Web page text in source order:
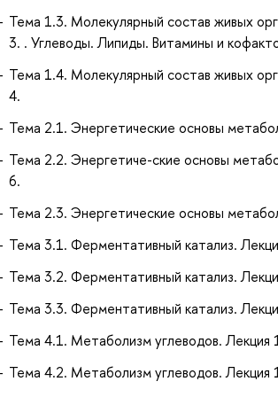
Тема 1.3. Молекулярный состав живых
3. . Углеводы. Липиды. Витамины и
Тема 1.4. Молекулярный состав живых
4.
Тема 2.1. Энергетические основы
Тема 2.2. Энергетиче-ские основы
6.
Тема 2.3. Энергетические основы
Тема 3.1. Ферментативный катализ.
Тема 3.2. Ферментативный катализ.
Тема 3.3. Ферментативный катализ.
Тема 4.1. Метаболизм углеводов. Лекция
Тема 4.2. Метаболизм углеводов. Лекция